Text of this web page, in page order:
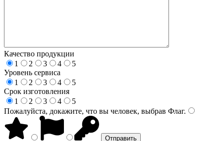
Качество продукции
1
2 3 4
5
Уровень сервиса
1
2 3 4
5
Срок изготовления
1
2 3 4
5
Пожалуйста, докажите, что вы человек, выбрав Флаг.